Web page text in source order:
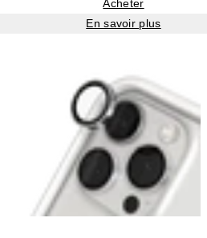
Acheter
En savoir plus